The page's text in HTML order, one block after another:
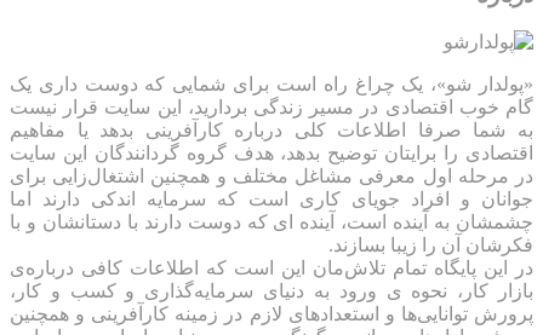
«پولدار شو»، یک چراغ راه است برای شمایی که دوست داری یک
گام خوب اقتصادی در مسیر زندگی بردارید، این سایت قرار نیست
به شما صرفا اطلاعات کلی درباره کارآفرینی بدهد یا مفاهیم
اقتصادی را برایتان توضیح بدهد، هدف گروه گردانندگان این سایت
در مرحله اول معرفی مشاغل مختلف و همچنین اشتغال‌زایی برای
جوانان و افراد جویای کاری است که سرمایه اندکی دارند اما
چشمشان به آینده است، آینده ای که دوست دارند با دستانشان و با
فکرشان آن را زیبا بسازند.
در این پایگاه تمام تلاش‌مان این است که ‌اطلاعات کافی درباره‌ی
بازار کار، نحوه ی ورود به دنیای سرمایه‌گذاری و کسب و کار،
پرورش توانایی‌ها و استعدادهای لازم در زمینه کارآفرینی و همچنین